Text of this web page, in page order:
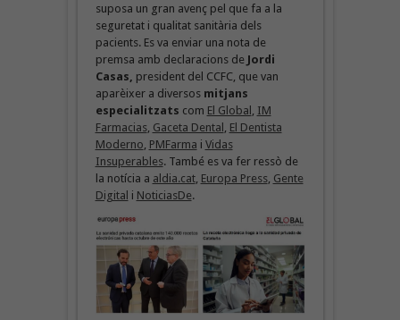
suposa un gran avenç pel que fa a la
seguretat i qualitat sanitària dels
pacients. Es va enviar una nota de
premsa amb declaracions de Jordi
Casas, president del CCFC, que van
aparèixer a diversos mitjans
especialitzats com El Global
IM
Farmacias, Gaceta Dental
El Dentista
Moderno PMFarma i Vidas
Insuperables. També es va fer ressò de
la notícia a aldia.cat, Europa Press, Gente
Digital i NoticiasDe.